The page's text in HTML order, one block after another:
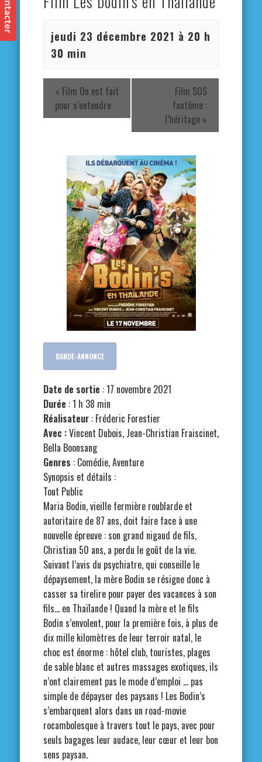
jeudi 23 décembre 2021 à 20 h
30 min
« Film On est fait
pour s’entendre
Film SOS
fantôme :
l’héritage »
BANDE-ANNONCE
Date de sortie : 17 novembre 2021
Durée : 1 h 38 min
Réalisateur : Fréderic Forestier
Avec :Vincent Dubois, Jean-Christian Fraiscinet,
Bella Boonsang
Genres : Comédie, Aventure
Synopsis et détails :
Tout Public
Maria Bodin, vieille fermière roublarde et
autoritaire de 87 ans, doit faire face à une
nouvelle épreuve : son grand nigaud de fils,
Christian 50 ans, a perdu le goût de la vie.
Suivant l’avis du psychiatre, qui conseille le
dépaysement, la mère Bodin se résigne donc à
casser sa tirelire pour payer des vacances à son
fils… en Thaïlande ! Quand la mère et le fils
Bodin s’envolent, pour la première fois, à plus de
dix mille kilomètres de leur terroir natal, le
choc est énorme : hôtel club, touristes, plages
de sable blanc et autres massages exotiques, ils
n’ont clairement pas le mode d’emploi … pas
simple de dépayser des paysans ! Les Bodin’s
s’embarquent alors dans un road-movie
rocambolesque à travers tout le pays, avec pour
seuls bagages leur audace, leur cœur et leur bon
sens paysan.